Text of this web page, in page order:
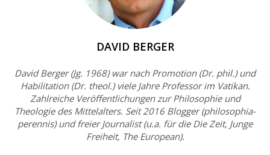
DAVID BERGER
David Berger (Jg. 1968) war nach Promotion (Dr. phil.) und
Habilitation (Dr. theol.) viele Jahre Professor im Vatikan.
Zahlreiche Veröffentlichungen zur Philosophie und
Theologie des Mittelalters. Seit 2016 Blogger (philosophia-
perennis) und freier Journalist (u.a. für die Die Zeit, Junge
Freiheit, The European).